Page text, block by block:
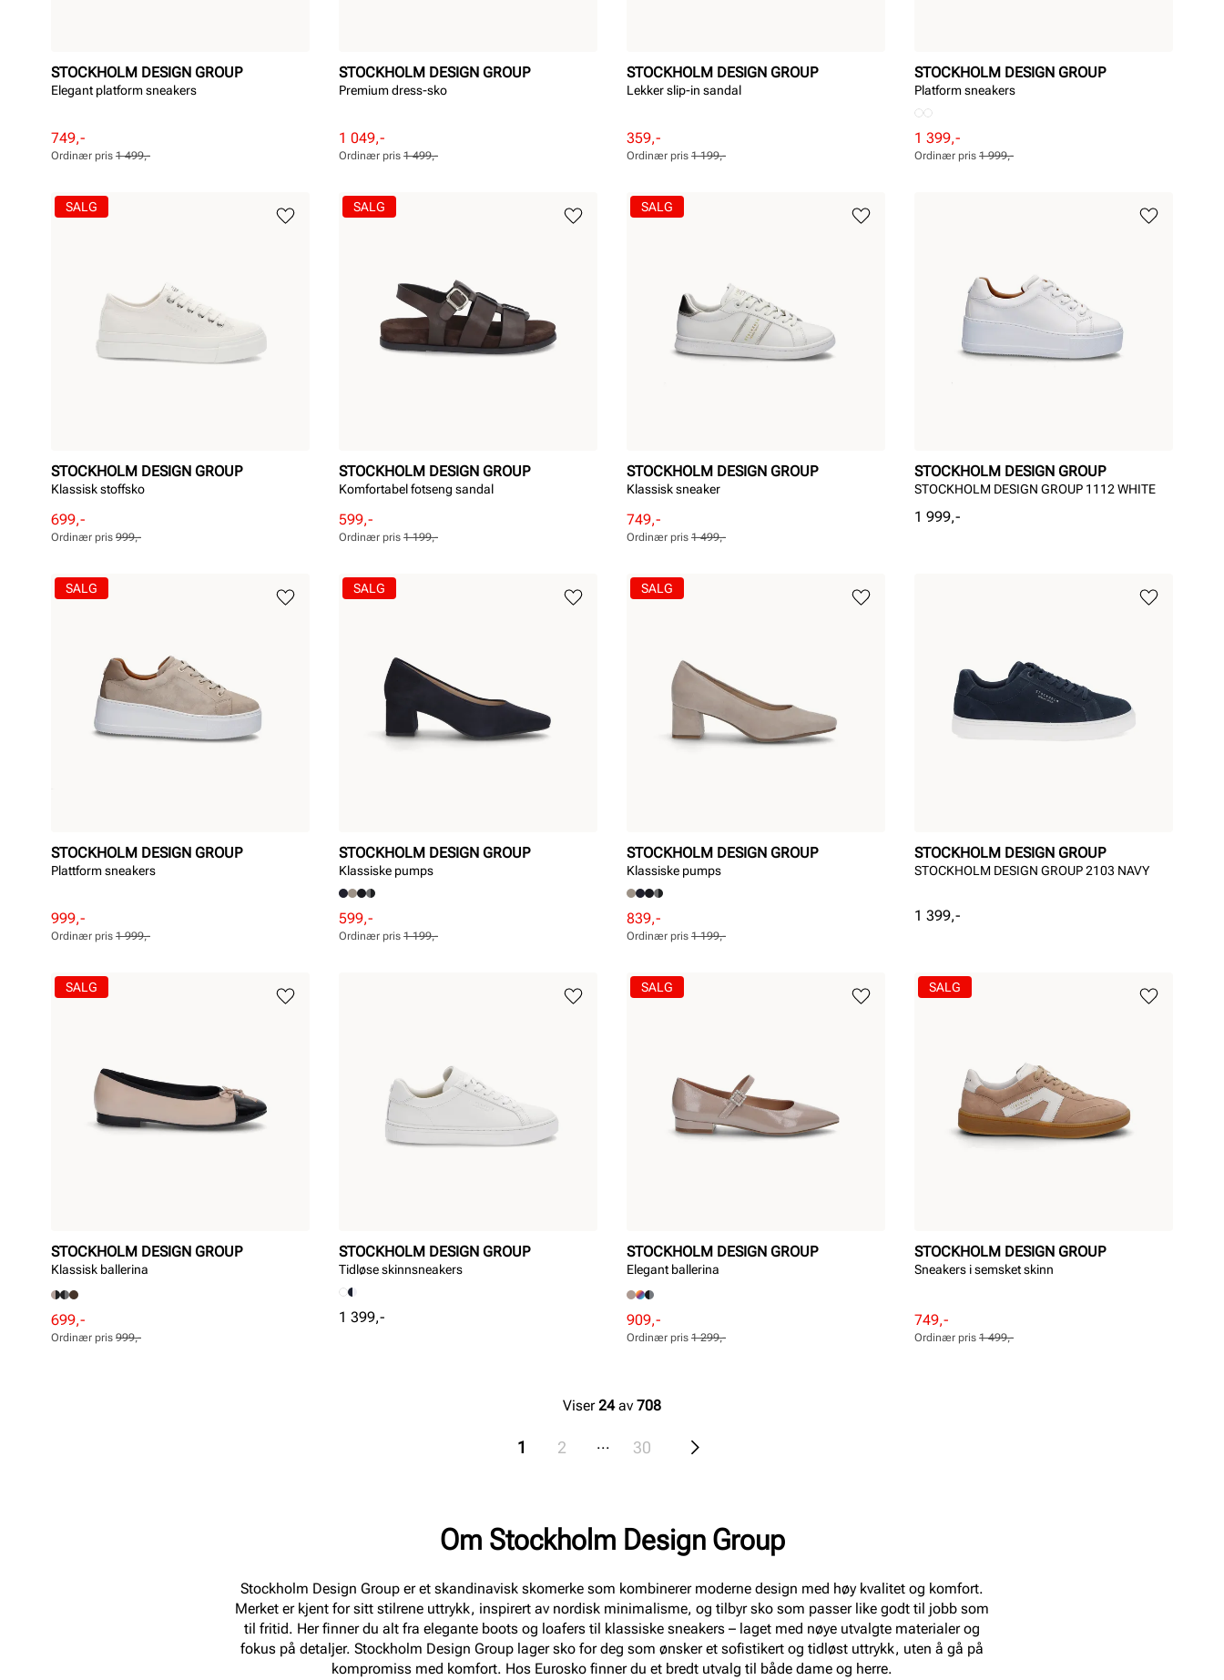
STOCKHOLM DESIGN GROUP
Elegant platform sneakers
Rabattert
pris
749,-
Ordinær
pris
Ordinær pris 1 499,-
STOCKHOLM DESIGN GROUP
Premium dress-sko
Rabattert
pris
1 049,-
Ordinær
pris
Ordinær pris 1 499,-
STOCKHOLM DESIGN GROUP
Lekker slip-in sandal
Rabattert
pris
359,-
Ordinær
pris
Ordinær pris 1 199,-
STOCKHOLM DESIGN GROUP
Platform sneakers
Rabattert
pris
1 399,-
Ordinær
pris
Ordinær pris 1 999,-
STOCKHOLM DESIGN GROUP
Klassisk stoffsko
Rabattert
pris
699,-
Ordinær
pris
Ordinær pris 999,-
SALG
STOCKHOLM DESIGN GROUP
Komfortabel fotseng sandal
Rabattert
pris
599,-
Ordinær
pris
Ordinær pris 1 199,-
SALG
STOCKHOLM DESIGN GROUP
Klassisk sneaker
Rabattert
pris
749,-
Ordinær
pris
Ordinær pris 1 499,-
SALG
STOCKHOLM DESIGN GROUP
STOCKHOLM DESIGN GROUP 1112 WHITE
Pris
1 999,-
STOCKHOLM DESIGN GROUP
Plattform sneakers
Rabattert
pris
999,-
Ordinær
pris
Ordinær pris 1 999,-
SALG
STOCKHOLM DESIGN GROUP
Klassiske pumps
Rabattert
pris
599,-
Ordinær
pris
Ordinær pris 1 199,-
SALG
STOCKHOLM DESIGN GROUP
Klassiske pumps
Rabattert
pris
839,-
Ordinær
pris
Ordinær pris 1 199,-
SALG
STOCKHOLM DESIGN GROUP
STOCKHOLM DESIGN GROUP 2103 NAVY
Pris
1 399,-
STOCKHOLM DESIGN GROUP
Klassisk ballerina
Rabattert
pris
699,-
Ordinær
pris
Ordinær pris 999,-
SALG
STOCKHOLM DESIGN GROUP
Tidløse skinnsneakers
Pris
1 399,-
STOCKHOLM DESIGN GROUP
Elegant ballerina
Rabattert
pris
909,-
Ordinær
pris
Ordinær pris 1 299,-
SALG
STOCKHOLM DESIGN GROUP
Sneakers i semsket skinn
Rabattert
pris
749,-
Ordinær
pris
Ordinær pris 1 499,-
SALG
Viser24av 708
1 2 ... 30
Om Stockholm Design Group
Stockholm Design Group er et skandinavisk skomerke som kombinerer moderne design med høy kvalitet og komfort.
Merket er kjent for sitt stilrene uttrykk, inspirert av nordisk minimalisme, og tilbyr sko som passer like godt til jobb som
til fritid. Her finner du alt fra elegante boots og loafers til klassiske sneakers – laget med nøye utvalgte materialer og
fokus på detaljer. Stockholm Design Group lager sko for deg som ønsker et sofistikert og tidløst uttrykk, uten å gå på
kompromiss med komfort. Hos Eurosko finner du et bredt utvalg til både dame og herre.